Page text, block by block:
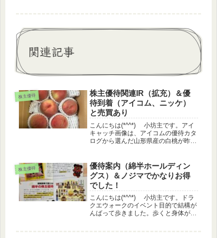
関連記事
株主優待
株主優待関連IR（拡充）＆優
待到着（アイコム、ニッケ）
と売買あり
こんにちは(*^^*) 小坊主です。アイ
キャッチ画像は、アイコムの優待カタ
ログから選んだ山形県産の白桃が昨日
１つ実食。もう少し追熟させて方が良
さそうです。株価情報...
株主優待
優待案内（綿半ホールディン
グス）＆ノジマでかなりお得
でした！
こんにちは(*^^*) 小坊主です。ドラ
クエウォークのイベント目的で結構が
んばって歩きました。歩くと身体が温